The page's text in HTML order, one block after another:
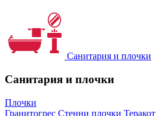
Санитария и плочки
Санитария и плочки
Плочки
Гранитогрес Стенни плочки Теракот